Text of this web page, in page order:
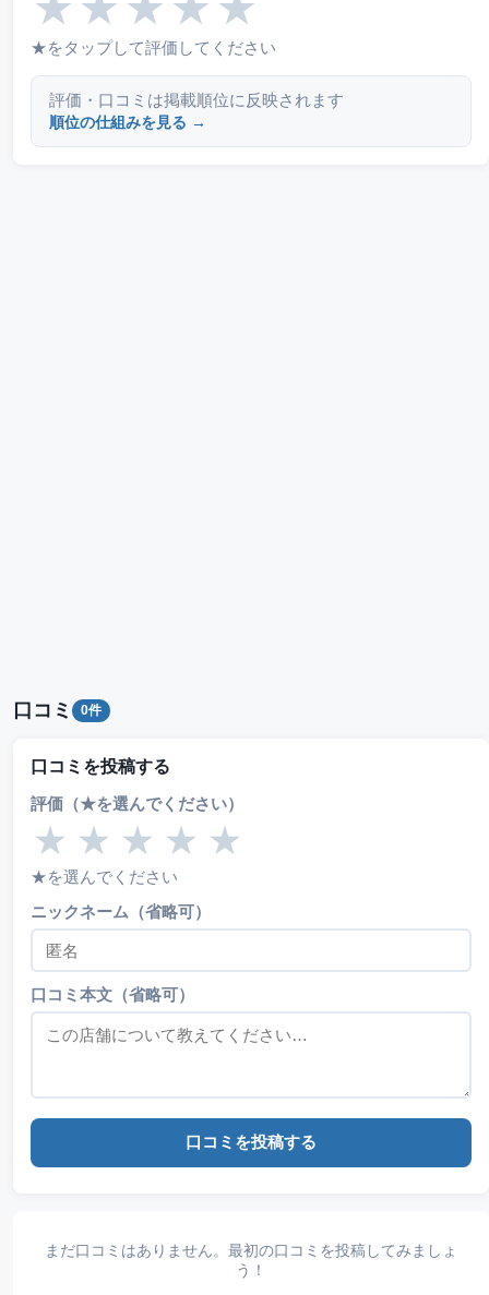
★をタップして評価してください
評価・口コミは掲載順位に反映されます
順位の仕組みを見る →
口コミ 0件
口コミを投稿する
評価（★を選んでください）
★ ★ ★ ★ ★
★を選んでください
ニックネーム（省略可）
口コミ本文（省略可）
口コミを投稿する
まだ口コミはありません。最初の口コミを投稿してみましょ
う！